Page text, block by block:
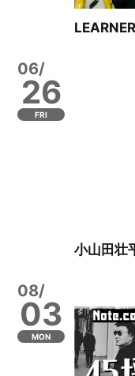
06/
26
FRI
小山田壮
08/
03
MON